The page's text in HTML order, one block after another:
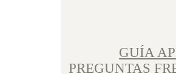
GUÍA
PREGUNTAS